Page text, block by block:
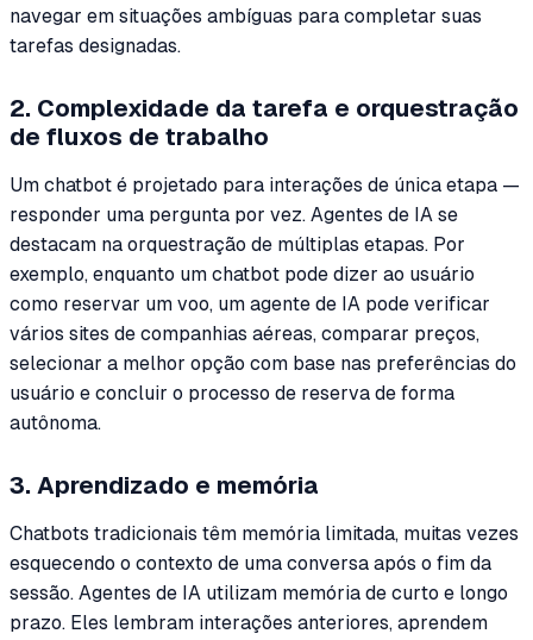
navegar em situações ambíguas para completar suas
tarefas designadas.
2. Complexidade da tarefa e orquestração
de fluxos de trabalho
Um chatbot é projetado para interações de única etapa —
responder uma pergunta por vez. Agentes de IA se
destacam na orquestração de múltiplas etapas. Por
exemplo, enquanto um chatbot pode dizer ao usuário
como reservar um voo, um agente de IA pode verificar
vários sites de companhias aéreas, comparar preços,
selecionar a melhor opção com base nas preferências do
usuário e concluir o processo de reserva de forma
autônoma.
3. Aprendizado e memória
Chatbots tradicionais têm memória limitada, muitas vezes
esquecendo o contexto de uma conversa após o fim da
sessão. Agentes de IA utilizam memória de curto e longo
prazo. Eles lembram interações anteriores, aprendem